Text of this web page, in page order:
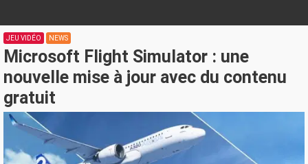
JEU VIDÉO NEWS
Microsoft Flight Simulator : une
nouvelle mise à jour avec du contenu
gratuit